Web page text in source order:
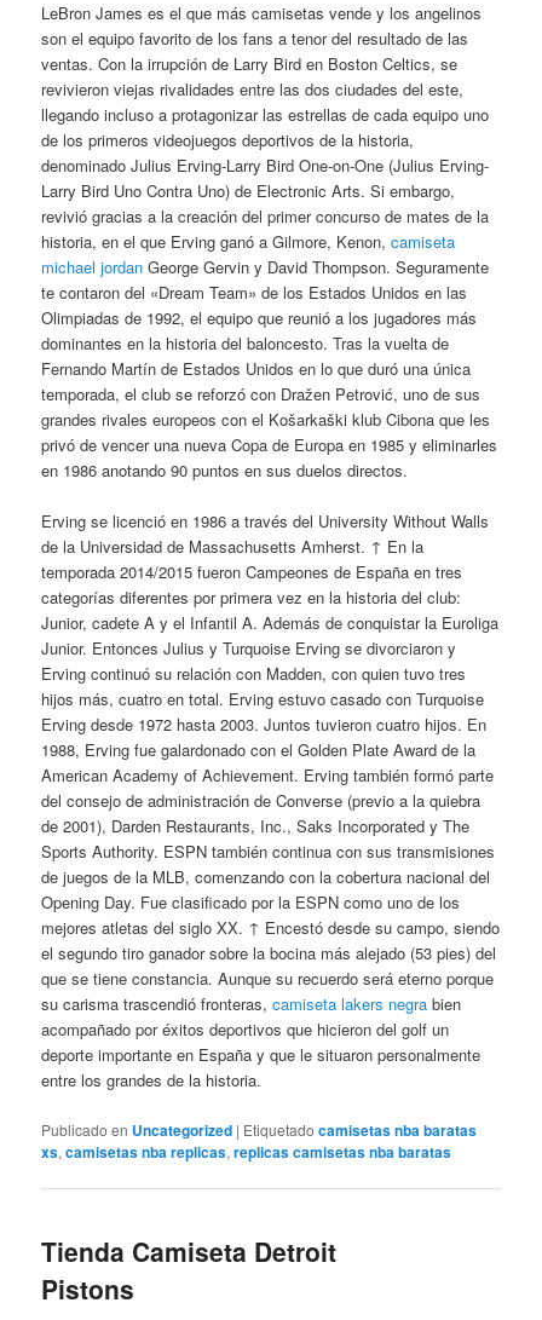
LeBron James es el que más camisetas vende y los angelinos
son el equipo favorito de los fans a tenor del resultado de las
ventas. Con la irrupción de Larry Bird en Boston Celtics, se
revivieron viejas rivalidades entre las dos ciudades del este,
llegando incluso a protagonizar las estrellas de cada equipo uno
de los primeros videojuegos deportivos de la historia,
denominado Julius Erving-Larry Bird One-on-One (Julius Erving-
Larry Bird Uno Contra Uno) de Electronic Arts. Si embargo,
revivió gracias a la creación del primer concurso de mates de la
historia, en el que Erving ganó a Gilmore, Kenon,camiseta
michael jordan George Gervin y David Thompson. Seguramente
te contaron del «Dream Team» de los Estados Unidos en las
Olimpiadas de 1992, el equipo que reunió a los jugadores más
dominantes en la historia del baloncesto. Tras la vuelta de
Fernando Martín de Estados Unidos en lo que duró una única
temporada, el club se reforzó con Dražen Petrović, uno de sus
grandes rivales europeos con el Košarkaški klub Cibona que les
privó de vencer una nueva Copa de Europa en 1985 y eliminarles
en 1986 anotando 90 puntos en sus duelos directos.
Erving se licenció en 1986 a través del University Without Walls
de la Universidad de Massachusetts Amherst. ↑ En la
temporada 2014/2015 fueron Campeones de España en tres
categorías diferentes por primera vez en la historia del club:
Junior, cadete A y el Infantil A. Además de conquistar la Euroliga
Junior. Entonces Julius y Turquoise Erving se divorciaron y
Erving continuó su relación con Madden, con quien tuvo tres
hijos más, cuatro en total. Erving estuvo casado con Turquoise
Erving desde 1972 hasta 2003. Juntos tuvieron cuatro hijos. En
1988, Erving fue galardonado con el Golden Plate Award de la
American Academy of Achievement. Erving también formó parte
del consejo de administración de Converse (previo a la quiebra
de 2001), Darden Restaurants, Inc., Saks Incorporated y The
Sports Authority. ESPN también continua con sus transmisiones
de juegos de la MLB, comenzando con la cobertura nacional del
Opening Day. Fue clasificado por la ESPN como uno de los
mejores atletas del siglo XX. ↑ Encestó desde su campo, siendo
el segundo tiro ganador sobre la bocina más alejado (53 pies) del
que se tiene constancia. Aunque su recuerdo será eterno porque
su carisma trascendió fronteras,camiseta lakers negra bien
acompañado por éxitos deportivos que hicieron del golf un
deporte importante en España y que le situaron personalmente
entre los grandes de la historia.
Publicado en Uncategorized | Etiquetado camisetas nba baratas
xs,camisetas nba replicas,replicas camisetas nba baratas
Tienda Camiseta Detroit
Pistons